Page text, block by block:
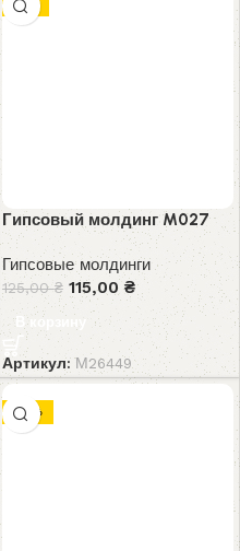
-8%
Гипсовый молдинг M027
Гипсовые молдинги
125,00₴ 115,00₴
В корзину
Артикул:М26449
-10%